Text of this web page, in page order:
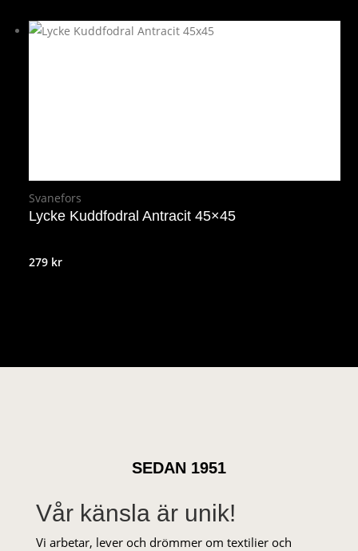
Svanefors
Lycke Kuddfodral Antracit 45×45
279 kr
SEDAN 1951
Vår känsla är unik!
Vi arbetar, lever och drömmer om textilier och